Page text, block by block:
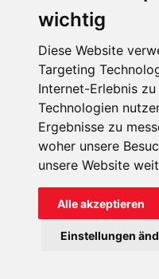
wichtig
Diese Website
Targeting
Internet-Erlebnis
Technologien
Ergebnisse zu
woher unsere
unsere Website
Alle akzeptieren
Einstellungen
KIN
Impressum